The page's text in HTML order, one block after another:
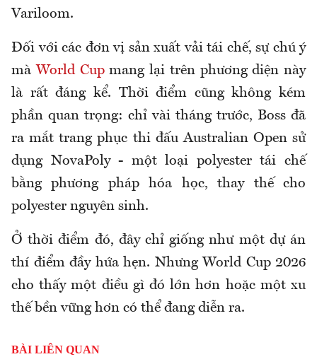
Variloom.
Đối với các đơn vị sản xuất vải tái chế, sự chú ý
mà World Cupmang lại trên phương diện này
là rất đáng kể. Thời điểm cũng không kém
phần quan trọng: chỉ vài tháng trước, Boss đã
ra mắt trang phục thi đấu Australian Open sử
dụng NovaPoly - một loại polyester tái chế
bằng phương pháp hóa học, thay thế cho
polyester nguyên sinh.
Ở thời điểm đó, đây chỉ giống như một dự án
thí điểm đầy hứa hẹn. Nhưng World Cup 2026
cho thấy một điều gì đó lớn hơn hoặc một xu
thế bền vững hơn có thể đang diễn ra.
BÀI LIÊN QUAN